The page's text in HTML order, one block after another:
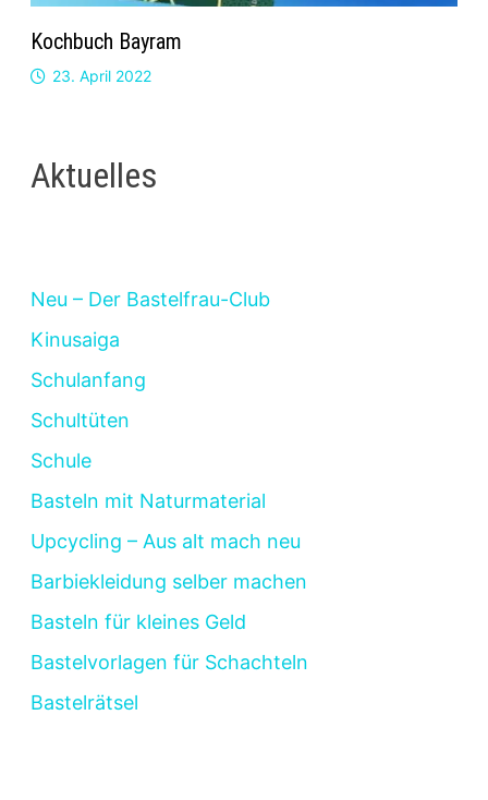
Kochbuch Bayram
23. April 2022
Aktuelles
Neu – Der Bastelfrau-Club
Kinusaiga
Schulanfang
Schultüten
Schule
Basteln mit Naturmaterial
Upcycling – Aus alt mach neu
Barbiekleidung selber machen
Basteln für kleines Geld
Bastelvorlagen für Schachteln
Bastelrätsel